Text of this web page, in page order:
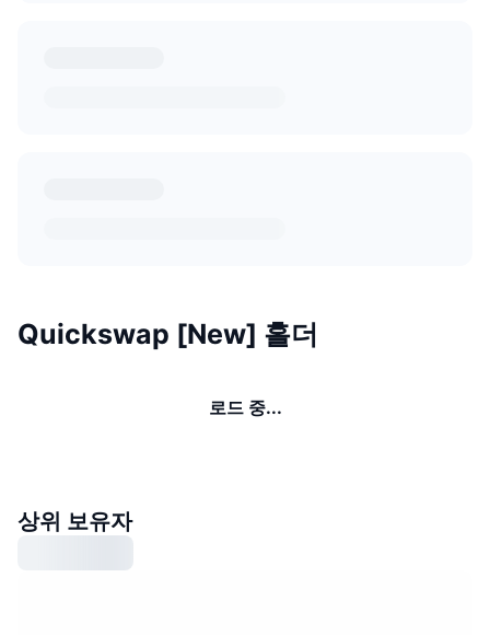
Quickswap [New] 홀더
로드 중...
상위 보유자